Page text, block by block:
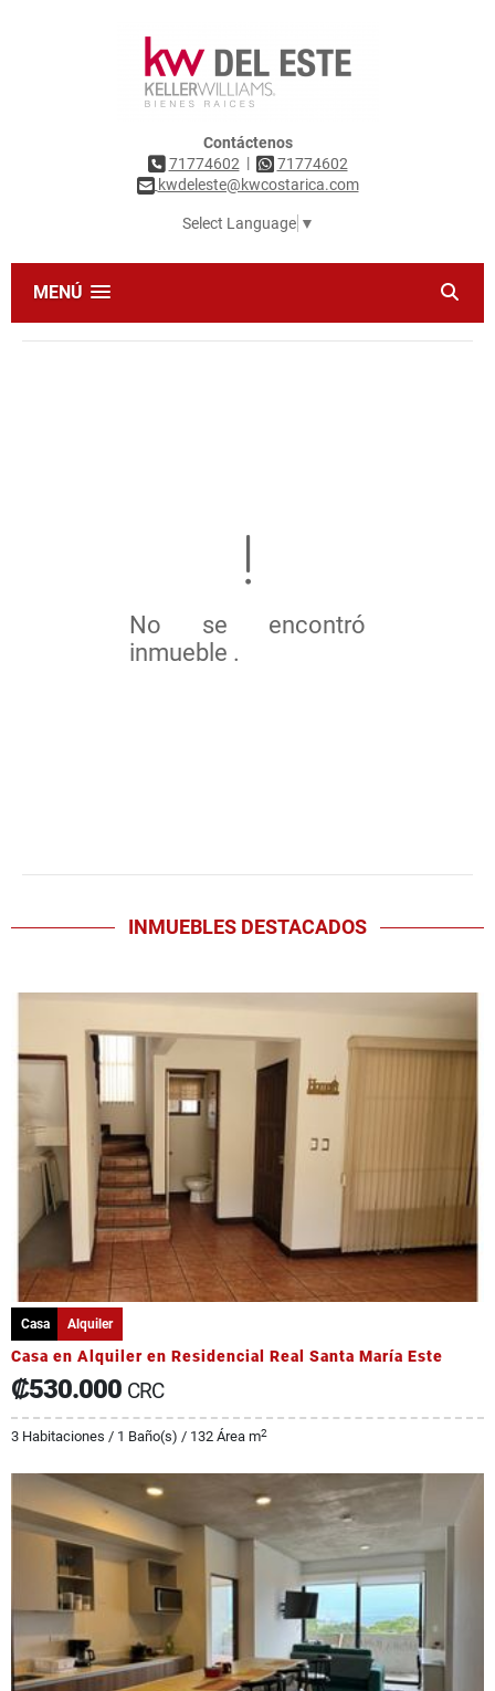
Contáctenos
71774602 |
71774602
kwdeleste@kwcostarica.com
Select Language ▼
MENÚ
No se encontró
inmueble .
INMUEBLES DESTACADOS
Casa Alquiler
Casa en Alquiler en Residencial Real Santa María Este
₡530.000 CRC
3 Habitaciones / 1 Baño(s) / 132 Área m2